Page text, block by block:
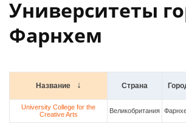
Университеты
Фарнхем
Название Страна
University College for the
Creative Arts
Великобритания